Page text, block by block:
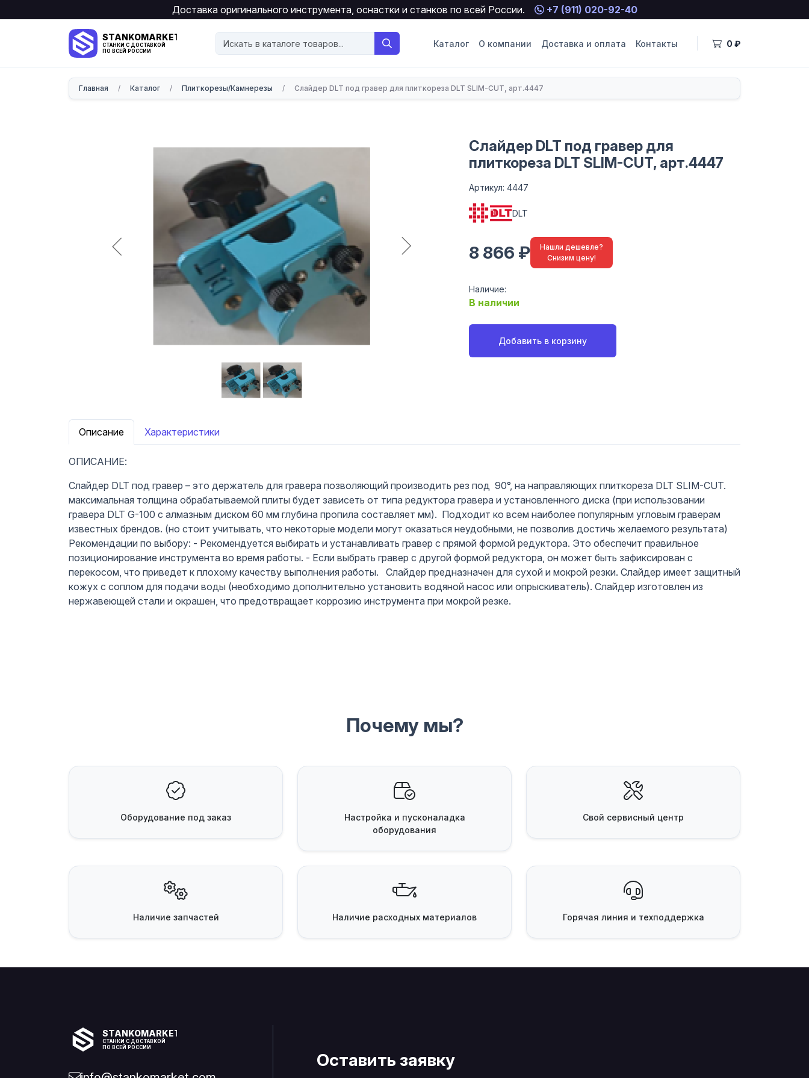
Доставка оригинального инструмента, оснастки и станков по всей России. +7 (911) 020-92-40
STANKOMARKET
СТАНКИ С ДОСТАВКОЙ
ПО ВСЕЙ РОССИИ
Каталог О компании Доставка и оплата Контакты 0 ₽
Главная / Каталог / Плиткорезы/Камнерезы / Слайдер DLT под гравер для плиткореза DLT SLIM-CUT, арт.4447
Слайдер DLT под гравер для
плиткореза DLT SLIM-CUT, арт.4447
Артикул: 4447
DLT
8 866 ₽
Нашли дешевле?
Снизим цену!
Наличие:
В наличии
Добавить в корзину
Описание Характеристики
ОПИСАНИЕ:
Слайдер DLT под гравер – это держатель для гравера позволяющий производить рез под 90°, на направляющих плиткореза DLT SLIM-CUT.
максимальная толщина обрабатываемой плиты будет зависеть от типа редуктора гравера и установленного диска (при использовании
гравера DLT G-100 с алмазным диском 60 мм глубина пропила составляет мм). Подходит ко всем наиболее популярным угловым граверам
известных брендов. (но стоит учитывать, что некоторые модели могут оказаться неудобными, не позволив достичь желаемого результата)
Рекомендации по выбору: - Рекомендуется выбирать и устанавливать гравер с прямой формой редуктора. Это обеспечит правильное
позиционирование инструмента во время работы. - Если выбрать гравер с другой формой редуктора, он может быть зафиксирован с
перекосом, что приведет к плохому качеству выполнения работы. Слайдер предназначен для сухой и мокрой резки. Слайдер имеет защитный
кожух с соплом для подачи воды (необходимо дополнительно установить водяной насос или опрыскиватель). Слайдер изготовлен из
нержавеющей стали и окрашен, что предотвращает коррозию инструмента при мокрой резке.
Почему мы?
Оборудование под заказ
Настройка и пусконаладка
оборудования
Свой сервисный центр
Наличие запчастей Наличие расходных материалов Горячая линия и техподдержка
STANKOMARKET
СТАНКИ С ДОСТАВКОЙ
ПО ВСЕЙ РОССИИ
Оставить заявку